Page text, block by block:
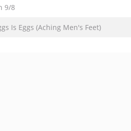
9/8
Is Eggs (Aching Men's Feet)